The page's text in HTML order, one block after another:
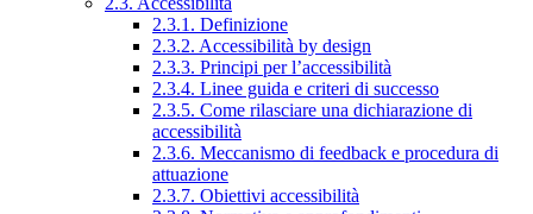
2.3.1. Definizione
2.3.2. Accessibilità by design
2.3.3. Principi per l’accessibilità
2.3.4. Linee guida e criteri di successo
2.3.5. Come rilasciare una dichiarazione di
accessibilità
2.3.6. Meccanismo di feedback e procedura di
attuazione
2.3.7. Obiettivi accessibilità